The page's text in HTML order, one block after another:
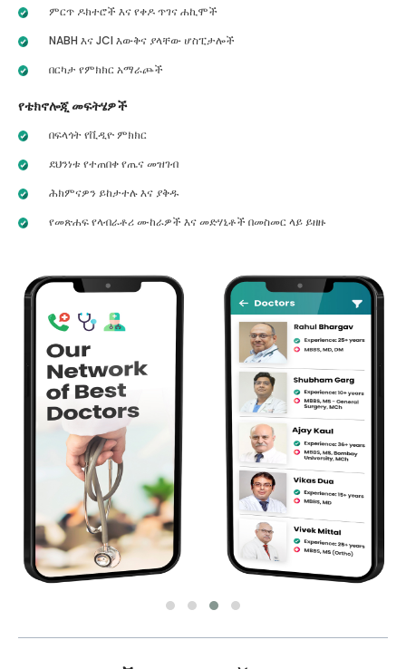
ምርጥ ዶክተሮች እና የቀዶ ጥገና ሐኪሞች
NABH እና JCI እውቅና ያላቸው ሆስፒታሎች
በርካታ የምክክር አማራጮች
የቴክኖሎጂ መፍትሄዎች
በፍላጎት የቪዲዮ ምክክር
ደህንነቱ የተጠበቀ የጤና መዝገብ
ሕክምናዎን ይከታተሉ እና ያቅዱ
የመጽሐፍ የላብራቶሪ ሙከራዎች እና መድሃኒቶች በመስመር ላይ ይዘዙ